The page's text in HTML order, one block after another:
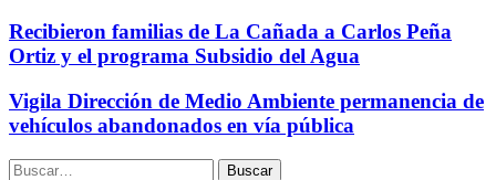
Recibieron familias de La Cañada a Carlos Peña
Ortiz y el programa Subsidio del Agua
Vigila Dirección de Medio Ambiente permanencia de
vehículos abandonados en vía pública
Buscar